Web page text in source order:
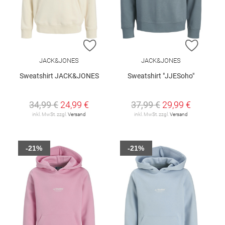
ZUR WUNSCHLISTE HINZUFÜGEN
JACK&JONES
Sweatshirt JACK&JONES
34,99 € 24,99 €
inkl. MwSt. zzgl. Versand
ZUR
JACK&JONES
Sweatshirt "JJESoho"
37,99 € 29,99 €
inkl. MwSt. zzgl. Versand
-21% -21%